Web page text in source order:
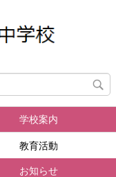
学校案内
教育活動
お知らせ